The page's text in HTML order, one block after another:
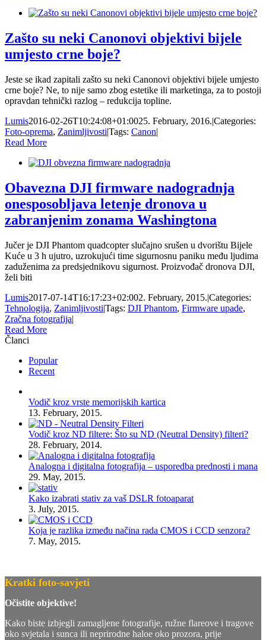
Zašto su neki Canonovi objektivi bijele
umjesto crne boje?
Jeste se ikad zapitali zašto su neki Canonovi objektivi bijele umjesto
crne boje? Ne, to nije samo zbog estetike ili marketinga, za to postoji
opravdan tehnički razlog – redukcija topline.
Lumis2016-02-26T10:24:08+01:0025. February, 2016.|Categories:
Foto-oprema, Zanimljivosti|Tags: Canon|
Read More
Obavezna DJI firmware nadogradnja
onesposobljava letenje dronova u
zabranjenim zonama Washingtona
Jučer je DJI Phantom quadcopter slučajno srušen u dvorištu Bijele
Kuće u 3 h ujutro, uzrokujući time sigurnosnu paniku među ljudima
zaduženima za predsjednikovu sigurnost. Proizvođač dronova DJI,
želi biti
Lumis2017-07-14T16:17:23+02:002. February, 2015.|Categories:
Tehnologija, Zanimljivosti|Tags: DJI Phantom, Firmware upade,
Zračna fotografija|
Read More
Članci
Popular
Recent
Vodič kroz vrste memorijskih kartica
13. February, 2015.
Vodič kroz ND filtere: Što su ND (Neutral Density) filteri?
28. February, 2014.
Analogna i digitalna fotografija – usporedba prednosti i mana
29. May, 2015.
Kako izabrati stativ za vaš DSLR fotoaparat
3. July, 2015.
Koja je razlika između načina rada CMOS i CCD senzora?
7. May, 2015.
Kratki foto-savjeti
Očistite objektive!
Kako biste izbjegli zamagljene fotografije, ružne flareove i tragove
oko svjetala i sunca ili neprirodne haloe oko prozora, prije